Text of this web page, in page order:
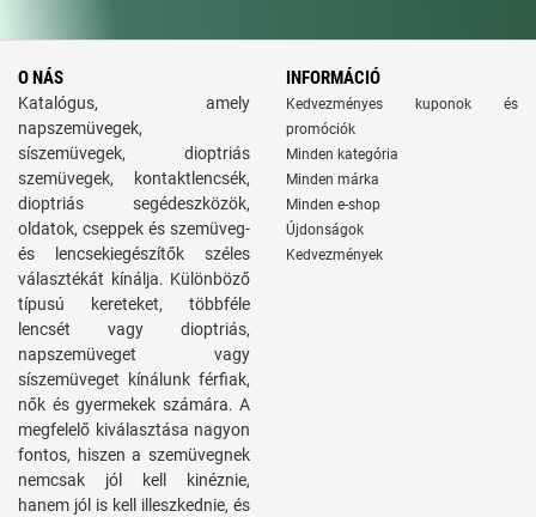
O NÁS
Katalógus, amely
napszemüvegek,
síszemüvegek, dioptriás
szemüvegek, kontaktlencsék,
dioptriás segédeszközök,
oldatok, cseppek és szemüveg-
és lencsekiegészítők széles
választékát kínálja. Különböző
típusú kereteket, többféle
lencsét vagy dioptriás,
napszemüveget vagy
síszemüveget kínálunk férfiak,
nők és gyermekek számára. A
megfelelő kiválasztása nagyon
fontos, hiszen a szemüvegnek
nemcsak jól kell kinéznie,
hanem jól is kell illeszkednie, és
INFORMÁCIÓ
Kedvezményes kuponok és
promóciók
Minden kategória
Minden márka
Minden e-shop
Újdonságok
Kedvezmények